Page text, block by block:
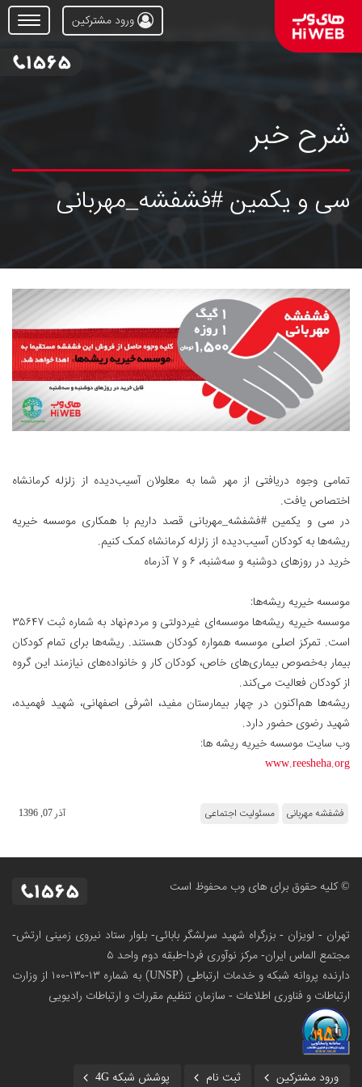
Open
Menu
ورود مشترکین
شرح خبر
سی و یکمین #فشفشه_مهربانی
تمامی وجوه دریافتی از مهر شما به معلولان آسیب‌دیده از زلزله کرمانشاه
اختصاص یافت.
در سی و یکمین #فشفشه_مهربانی قصد داریم با همکاری موسسه خیریه
ریشه‌ها به کودکان آسیب‌دیده از زلزله کرمانشاه کمک کنیم.
خرید در روزهای دوشنبه و سه‌شنبه، ۶ و ۷ آذرماه
موسسه خیریه ریشه‌ها:
موسسه خیریه ریشه‌ها موسسه‌ای غیردولتی و مردم‌نهاد به شماره ثبت ۳۵۶۴۷
است. تمرکز اصلی موسسه همواره کودکان هستند. ریشه‌ها برای تمام کودکان
بیمار به‌خصوص بیماری‌های خاص، کودکان کار و خانواده‌های نیازمند این گروه
از کودکان فعالیت می‌کند.
ریشه‌ها هم‌اکنون در چهار بیمارستان مفید، اشرفی اصفهانی، شهید فهمیده،
شهید رضوی حضور دارد.
وب سایت موسسه خیریه ریشه ها:
www.reesheha.org
فشفشه مهربانی مسئولیت اجتماعی آذر 07, 1396
© کلیه حقوق برای های وب محفوظ است
تهران - لویزان - بزرگراه شهید سرلشگر بابائی- بلوار ستاد نیروی زمینی ارتش-
مجتمع الماس ایران- مرکز نوآوری فردا-طبقه دوم واحد ۵
دارنده پروانه شبکه و خدمات ارتباطی (UNSP) به شماره ۱۳-۱۳۰-۱۰۰
از وزارت
ارتباطات و فناوری اطلاعات - سازمان تنظیم مقررات و ارتباطات رادیویی
ورود مشترکین ثبت نام پوشش شبکه 4G